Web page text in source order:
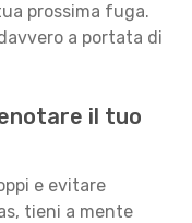
prossima fuga.
a portata di
il tuo
e evitare
tieni a mente